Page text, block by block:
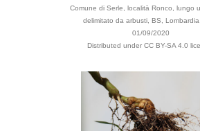
Comune di Serle, località Ronco, lungo
delimitato da arbusti, BS,
01/09/2020
Distributed under CC BY-SA 4.0